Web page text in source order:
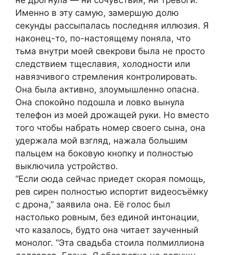
Именно в эту самую, замершую долю
секунды рассыпалась последняя иллюзия. Я
наконец-то, по-настоящему поняла, что
тьма внутри моей свекрови была не просто
следствием тщеславия, холодности или
навязчивого стремления контролировать.
Она была активно, злоумышленно опасна.
Она спокойно подошла и ловко вынула
телефон из моей дрожащей руки. Но вместо
того чтобы набрать номер своего сына, она
удержала мой взгляд, нажала большим
пальцем на боковую кнопку и полностью
выключила устройство.
“Если сюда сейчас приедет скорая помощь,
рев сирен полностью испортит видеосъёмку
с дрона,” заявила она. Её голос был
настолько ровным, без единой интонации,
что казалось, будто она читает заученный
монолог. “Эта свадьба стоила полмиллиона